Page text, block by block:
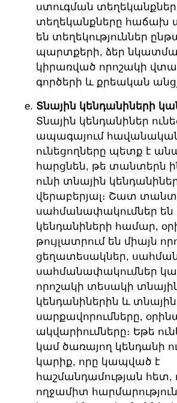
ստուգման
տեղեկանքները հաճախ
են տեղեկություններ
պարտքերի, ձեր
կիրառված որոշակի
գործերի և քրեական
Տնային կենդանիների
Տնային կենդանիներ
ապագայում
ունեցողները պետք է
հարցնեն, թե տանտերն
ունի տնային
վերաբերյալ։ Շատ
սահմանափակումներ են
կենդանիների համար,
թույլատրում են միայն
ցեղատեսակներ,
սահմանափակումներ
որոշակի տեսակի
կենդանիներին և
սարքավորումները,
ակվարիումները։ Եթե
կամ ծառայող կենդանի
կարիք, որը կապված է
հաշմանդամության հետ,
ողջամիտ